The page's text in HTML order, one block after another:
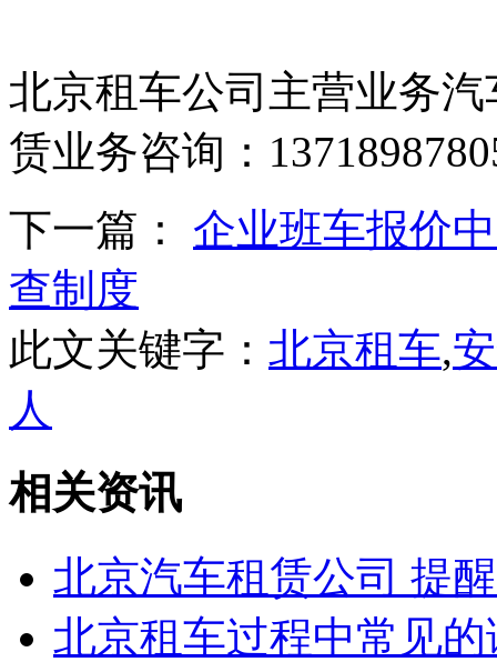
北京租车公司主营业务
赁业务咨询：
下一篇： 企业班车报价
查制度
此文关键字： 北京租车,
人
相关资讯
北京汽车租赁公司 提
北京租车过程中常见